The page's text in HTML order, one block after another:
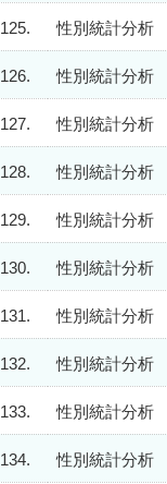
125. 性別統計分析
126. 性別統計分析
127. 性別統計分析
128. 性別統計分析
129. 性別統計分析
130. 性別統計分析
131. 性別統計分析
132. 性別統計分析
133. 性別統計分析
134. 性別統計分析